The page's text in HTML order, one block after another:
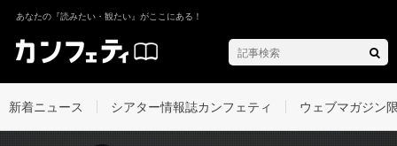
あなたの『読みたい・観たい』がここにある！
新着ニュース シアター情報誌カンフェティ ウェブマガジン